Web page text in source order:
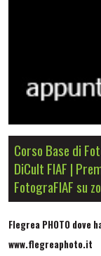
Corso Base di
DiCult FIAF |
FotograFIAF su
Flegrea PHOTO dove
www.flegreaphoto.it